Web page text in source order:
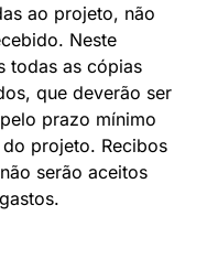
ao projeto, não
Neste
todas as cópias
que deverão ser
prazo mínimo
projeto. Recibos
serão aceitos